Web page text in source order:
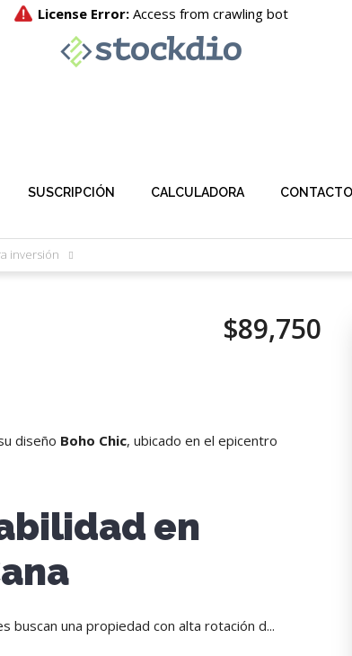
SUSCRIPCIÓN CALCULADORA CONTACTO
inversión
$89,750
diseño Boho Chic, ubicado en el epicentro
en
buscan una propiedad con alta rotación d...